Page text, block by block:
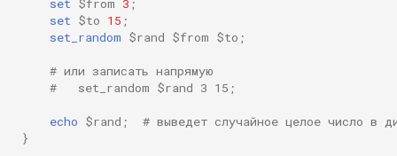
perf
set $to 15 ;
set_random $rand $from $to ;
# или записать напрямую
#   set_random $rand 3 15;
echo $rand ;
# выведет случайное целое число в
}